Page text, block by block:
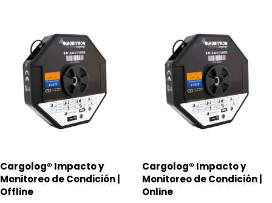
Cargolog® Impacto y
Monitoreo de Condición |
Offline
Cargolog® Impacto y
Monitoreo de Condición |
Online